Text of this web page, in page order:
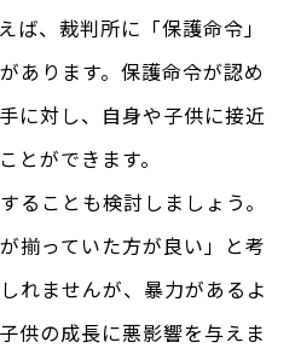
ば、裁判所に「保護命令」
あります。保護命令が認め
に対し、自身や子供に接近
とができます。
ることも検討しましょう。
揃っていた方が良い」と考
れませんが、暴力があるよ
供の成長に悪影響を与えま